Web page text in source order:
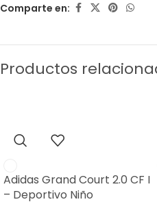
Comparte en:
Productos
Adidas Grand Court 2.0 CF I
– Deportivo Niño